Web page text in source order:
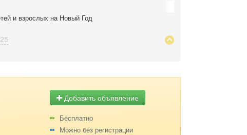
и взрослых на Новый Год
Добавить объявление
Бесплатно
Можно без регистрации